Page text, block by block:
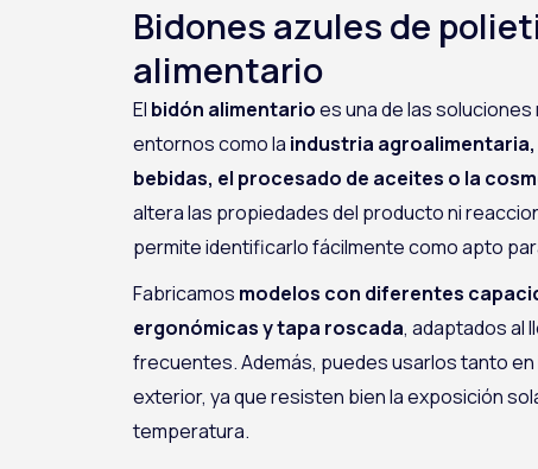
Bidones azules de
alimentario
El bidón alimentarioes una de las
entornos como la industria
bebidas, el procesado de aceites o la
altera las propiedades del producto ni
permite identificarlo fácilmente como apto
Fabricamos modelos con diferentes
ergonómicas y tapa roscada, adaptados al
frecuentes. Además, puedes usarlos tanto
exterior, ya que resisten bien la exposición
temperatura.